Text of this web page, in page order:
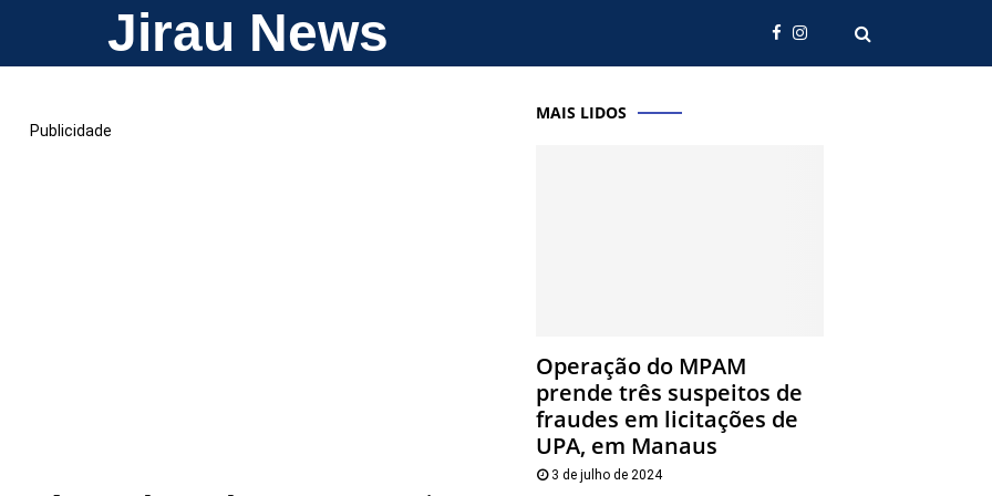
Jirau News
Publicidade
MAIS LIDOS
Operação do MPAM
prende três suspeitos de
fraudes em licitações de
UPA, em Manaus
3 de julho de 2024